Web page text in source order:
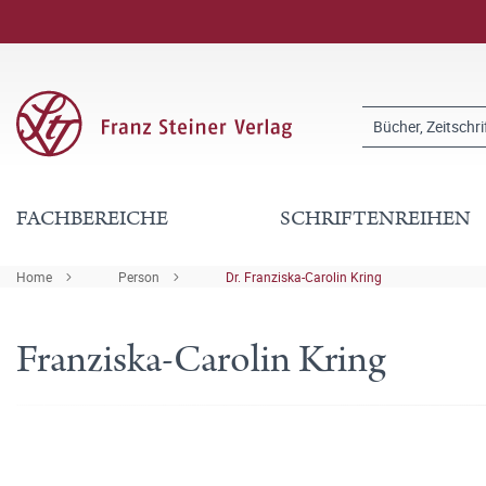
FACHBEREICHE SCHRIFTENREIHEN
Home Person Dr. Franziska-Carolin Kring
Franziska-Carolin Kring